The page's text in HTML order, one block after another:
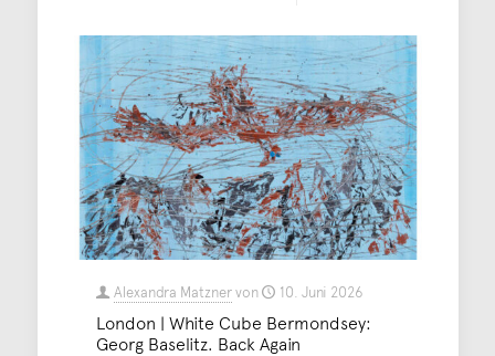
Alexandra Matznervon 10. Juni 2026
London | White Cube Bermondsey:
Georg Baselitz. Back Again